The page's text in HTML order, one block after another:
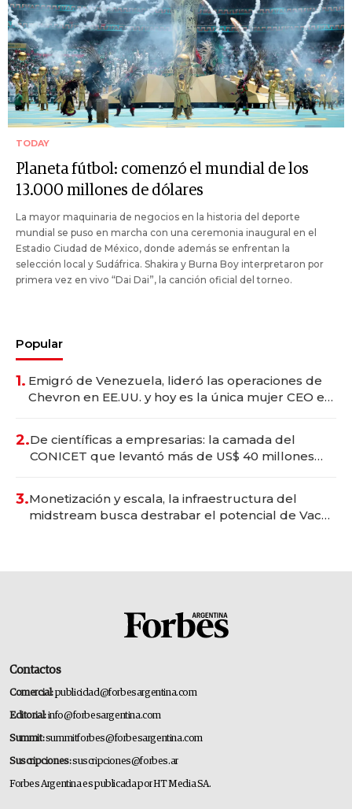
TODAY
Planeta fútbol: comenzó el mundial de los
13.000 millones de dólares
La mayor maquinaria de negocios en la historia del deporte
mundial se puso en marcha con una ceremonia inaugural en el
Estadio Ciudad de México, donde además se enfrentan la
selección local y Sudáfrica. Shakira y Burna Boy interpretaron por
primera vez en vivo “Dai Dai”, la canción oficial del torneo.
Popular
1. Emigró de Venezuela, lideró las operaciones de
Chevron en EE.UU. y hoy es la única mujer CEO en
2.De científicas a empresarias: la camada del
CONICET que levantó más de US$ 40 millones
3.Monetización y escala, la infraestructura del
midstream busca destrabar el potencial de Vaca
Contactos
Comercial:publicidad@forbesargentina.com
Editorial:info@forbesargentina.com
Summit:summitforbes@forbesargentina.com
Suscripciones:suscripciones@forbes.ar
Forbes Argentina es publicada por HT Media SA.